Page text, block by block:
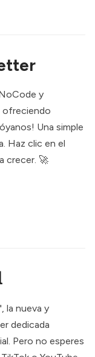
y
ofreciendo
Una simple
Haz clic en el
crecer. 🚀
la nueva y
dedicada
Pero no esperes